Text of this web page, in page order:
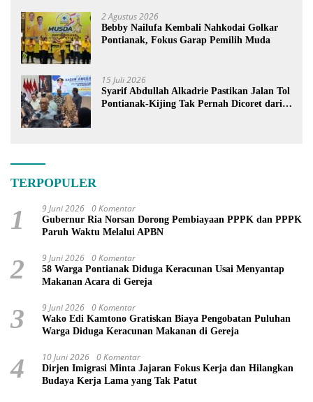
2 Agustus 2026
Bebby Nailufa Kembali Nahkodai Golkar
Pontianak, Fokus Garap Pemilih Muda
15 Juli 2026
Syarif Abdullah Alkadrie Pastikan Jalan Tol
Pontianak-Kijing Tak Pernah Dicoret dari
TERPOPULER
1 9 Juni 2026 0 Komentar
Gubernur Ria Norsan Dorong Pembiayaan PPPK dan PPPK
Paruh Waktu Melalui APBN
2 9 Juni 2026 0 Komentar
58 Warga Pontianak Diduga Keracunan Usai Menyantap
Makanan Acara di Gereja
3 9 Juni 2026 0 Komentar
Wako Edi Kamtono Gratiskan Biaya Pengobatan Puluhan
Warga Diduga Keracunan Makanan di Gereja
4 10 Juni 2026 0 Komentar
Dirjen Imigrasi Minta Jajaran Fokus Kerja dan Hilangkan
Budaya Kerja Lama yang Tak Patut